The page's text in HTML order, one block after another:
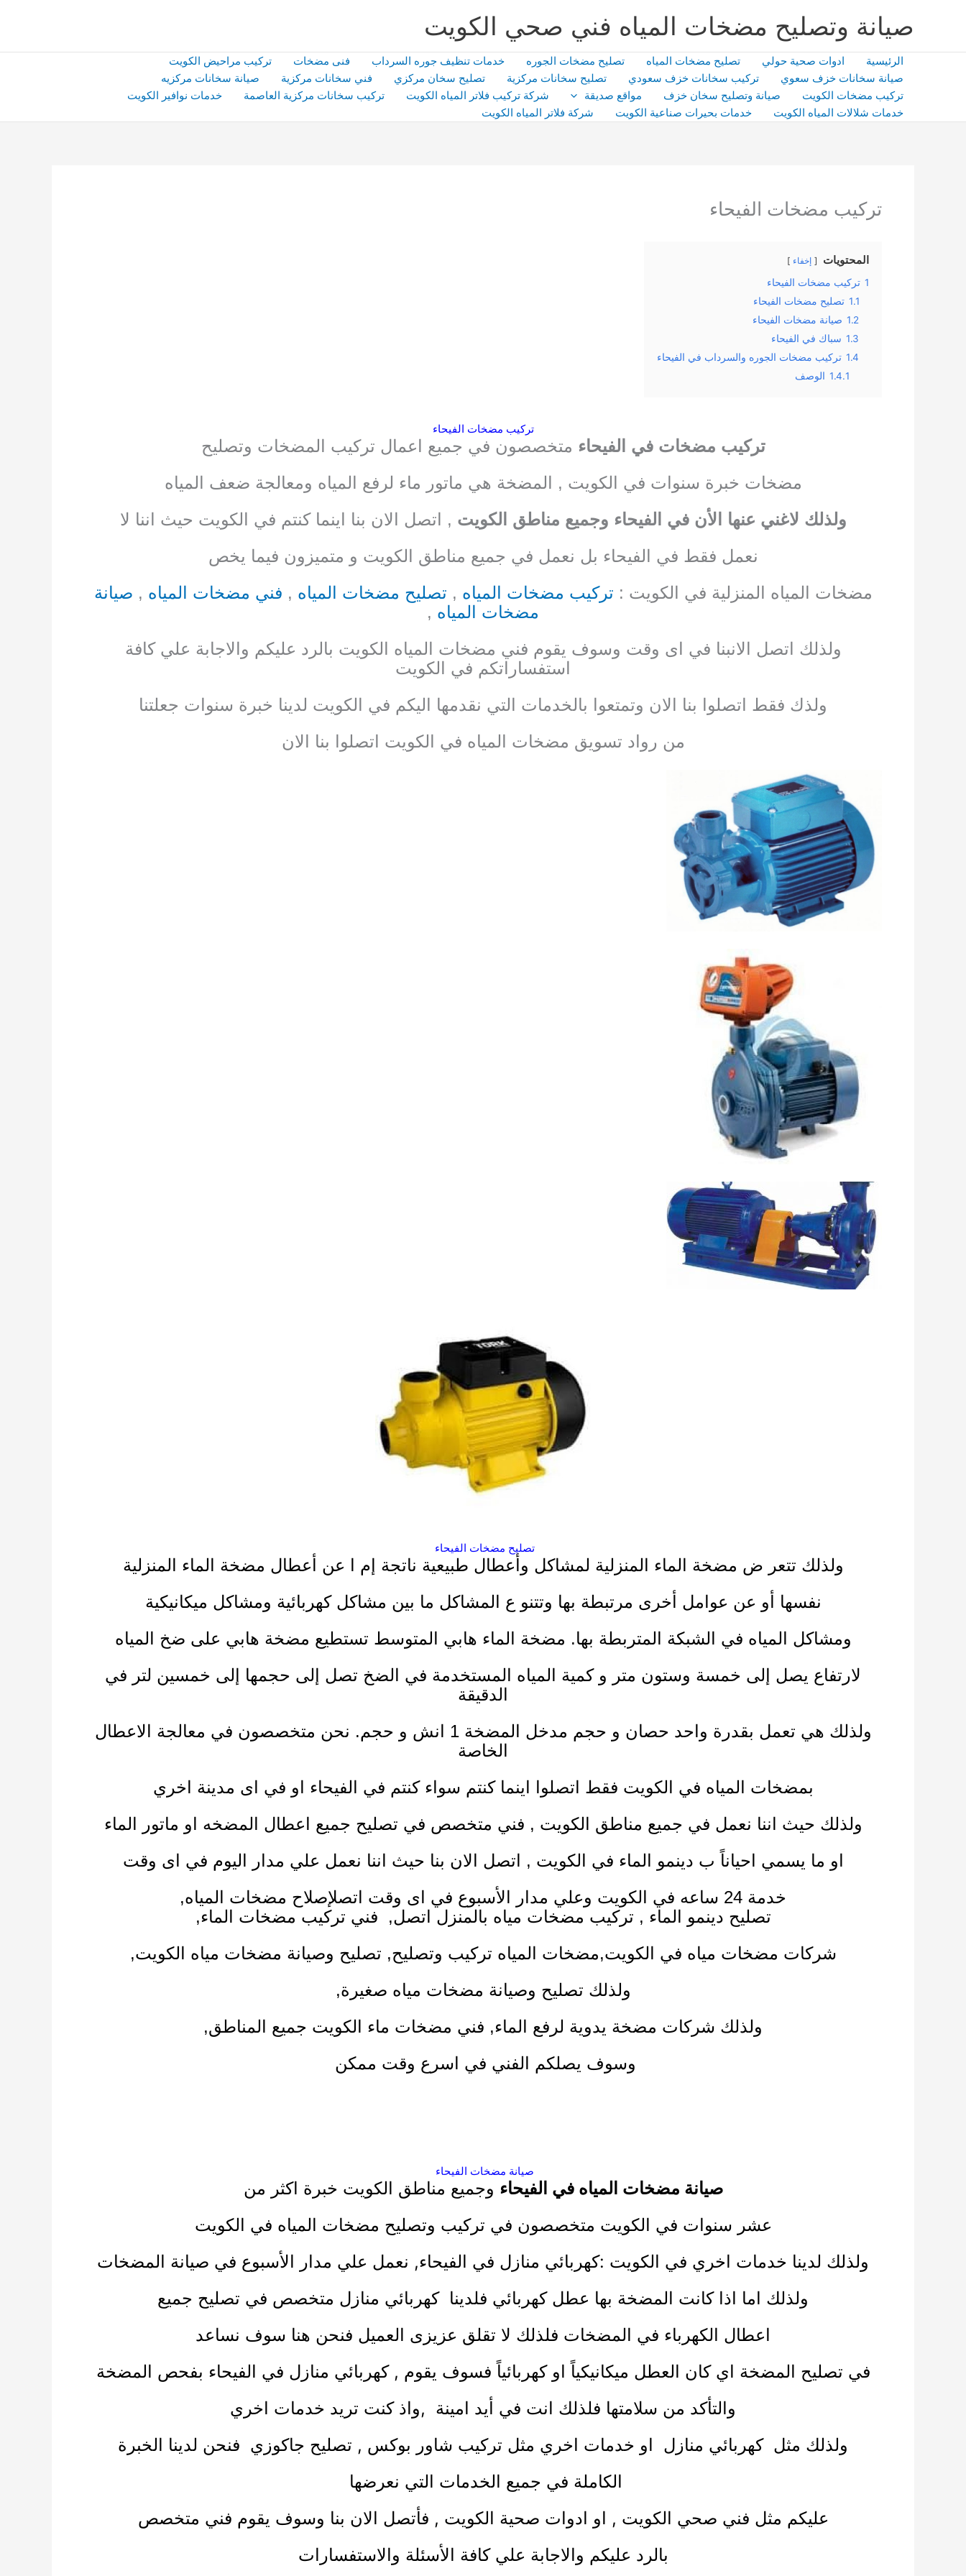
صيانة وتصليح مضخات المياه فني صحي الكويت
الرئيسية ادوات صحية حولي تصليح مضخات المياه تصليح مضخات الجوره خدمات تنظيف جوره السرداب فنى مضخات
تركيب مراحيض الكويت
صيانة سخانات خزف سعوي
تركيب سخانات خزف سعودي تصليح سخانات مركزية تصليح سخان مركزي فني سخانات مركزية
صيانة سخانات مركزيه
تركيب مضخات الكويت
صيانة وتصليح سخان خزف مواقع صديقة شركة تركيب فلاتر المياه الكويت تركيب سخانات مركزية العاصمة
خدمات نوافير الكويت
خدمات شلالات المياه الكويت
خدمات بحيرات صناعية الكويت شركة فلاتر المياه الكويت
تركيب مضخات الفيحاء
المحتويات إخفاء
1 تركيب مضخات الفيحاء
1.1 تصليح مضخات الفيحاء
1.2 صيانة مضخات الفيحاء
1.3 سباك في الفيحاء
1.4 تركيب مضخات الجوره والسرداب في الفيحاء
1.4.1 الوصف
تركيب مضخات الفيحاء
تركيب مضخات في الفيحاء متخصصون في جميع اعمال تركيب المضخات وتصليح
مضخات خبرة سنوات في الكويت , المضخة هي ماتور ماء لرفع المياه ومعالجة ضعف المياه
ولذلك لاغني عنها الأن في الفيحاء وجميع مناطق الكويت , اتصل الان بنا اينما كنتم في الكويت حيث اننا لا
نعمل فقط في الفيحاء بل نعمل في جميع مناطق الكويت و متميزون فيما يخص
مضخات المياه المنزلية في الكويت : تركيب مضخات المياه , تصليح مضخات المياه , فني مضخات المياه , صيانة
مضخات المياه ,
ولذلك اتصل الانبنا في اى وقت وسوف يقوم فني مضخات المياه الكويت بالرد عليكم والاجابة علي كافة
استفساراتكم في الكويت
ولذك فقط اتصلوا بنا الان وتمتعوا بالخدمات التي نقدمها اليكم في الكويت لدينا خبرة سنوات جعلتنا
من رواد تسويق مضخات المياه في الكويت اتصلوا بنا الان
تصليح مضخات الفيحاء
ولذلك تتعر ض مضخة الماء المنزلية لمشاكل وأعطال طبيعية ناتجة إم ا عن أعطال مضخة الماء المنزلية
نفسها أو عن عوامل أخرى مرتبطة بها وتتنو ع المشاكل ما بين مشاكل كهربائية ومشاكل ميكانيكية
ومشاكل المياه في الشبكة المتربطة بها. مضخة الماء هابي المتوسط تستطيع مضخة هابي على ضخ المياه
لارتفاع يصل إلى خمسة وستون متر و كمية المياه المستخدمة في الضخ تصل إلى حجمها إلى خمسين لتر في
الدقيقة
ولذلك
هي تعمل بقدرة واحد حصان و حجم مدخل المضخة 1 انش و حجم. نحن متخصصون في معالجة الاعطال
الخاصة
بمضخات المياه في الكويت فقط اتصلوا اينما كنتم سواء كنتم في الفيحاء او في اى مدينة اخري
ولذلك حيث اننا نعمل في جميع مناطق الكويت , فني متخصص في تصليح جميع اعطال المضخه او ماتور الماء
او ما يسمي احياناً ب دينمو الماء في الكويت , اتصل الان بنا حيث اننا نعمل علي مدار اليوم في اى وقت
خدمة 24 ساعه في الكويت وعلي مدار الأسبوع في اى وقت اتصلإصلاح مضخات المياه,
تصليح دينمو الماء , تركيب مضخات مياه بالمنزل اتصل, فني تركيب مضخات الماء,
شركات مضخات مياه في الكويت,مضخات المياه تركيب وتصليح, تصليح وصيانة مضخات مياه الكويت,
ولذلك تصليح وصيانة مضخات مياه صغيرة,
ولذلك شركات مضخة يدوية لرفع الماء, فني مضخات ماء الكويت جميع المناطق,
وسوف يصلكم الفني في اسرع وقت ممكن
صيانة مضخات الفيحاء
صيانة مضخات المياه في الفيحاء وجميع مناطق الكويت خبرة اكثر من
عشر سنوات في الكويت متخصصون في تركيب وتصليح مضخات المياه في الكويت
ولذلك لدينا خدمات اخري في الكويت :كهربائي منازل في الفيحاء, نعمل علي مدار الأسبوع في صيانة المضخات
ولذلك اما اذا كانت المضخة بها عطل كهربائي فلديناكهربائي منازل متخصص في تصليح جميع
اعطال الكهرباء في المضخات فلذلك لا تقلق عزيزى العميل فنحن هنا سوف نساعد
في تصليح المضخة اي كان العطل ميكانيكياً او كهربائياً فسوف يقوم ,كهربائي منازل في الفيحاء بفحص المضخة
والتأكد من سلامتها فلذلك انت في أيد امينة ,واذ كنت تريد خدمات اخري
ولذلك مثلكهربائي منازل او خدمات اخري مثل تركيب شاور بوكس , تصليح جاكوزي فنحن لدينا الخبرة
الكاملة في جميع الخدمات التي نعرضها
عليكم مثل فني صحي الكويت , او ادوات صحية الكويت , فأتصل الان بنا وسوف يقوم فني متخصص
بالرد عليكم والاجابة علي كافة الأسئلة والاستفسارات